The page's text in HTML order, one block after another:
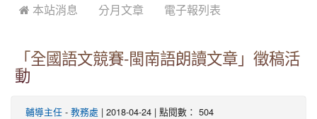
 本站消息 分月文章 電子報列表
「全國語文競賽-閩南語朗讀文章」徵稿活
動
輔導主任 - 教務處 | 2018-04-24 | 點閱數： 504